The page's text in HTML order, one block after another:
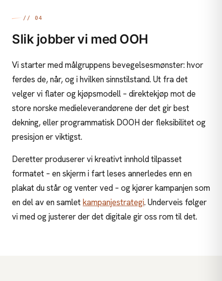
// 04
Slik jobber vi med OOH
Vi starter med målgruppens bevegelsesmønster: hvor
ferdes de, når, og i hvilken sinnstilstand. Ut fra det
velger vi flater og kjøpsmodell – direktekjøp mot de
store norske medieleverandørene der det gir best
dekning, eller programmatisk DOOH der fleksibilitet og
presisjon er viktigst.
Deretter produserer vi kreativt innhold tilpasset
formatet – en skjerm i fart leses annerledes enn en
plakat du står og venter ved – og kjører kampanjen som
en del av en samletkampanjestrategi. Underveis følger
vi med og justerer der det digitale gir oss rom til det.